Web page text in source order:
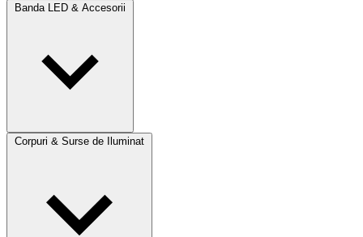
Banda LED & Accesorii
Corpuri & Surse de Iluminat